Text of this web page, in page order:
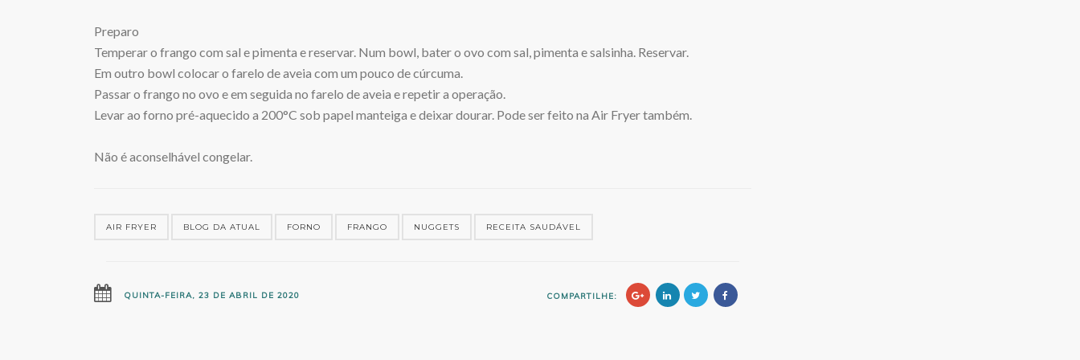
Preparo
Temperar o frango com sal e pimenta e reservar. Num bowl, bater o ovo com sal, pimenta e salsinha. Reservar.
Em outro bowl colocar o farelo de aveia com um pouco de cúrcuma.
Passar o frango no ovo e em seguida no farelo de aveia e repetir a operação.
Levar ao forno pré-aquecido a 200°C sob papel manteiga e deixar dourar. Pode ser feito na Air Fryer também.
Não é aconselhável congelar.
AIR FRYER BLOG DA ATUAL FORNO FRANGO NUGGETS RECEITA SAUDÁVEL
QUINTA-FEIRA, 23 DE ABRIL DE 2020 COMPARTILHE: